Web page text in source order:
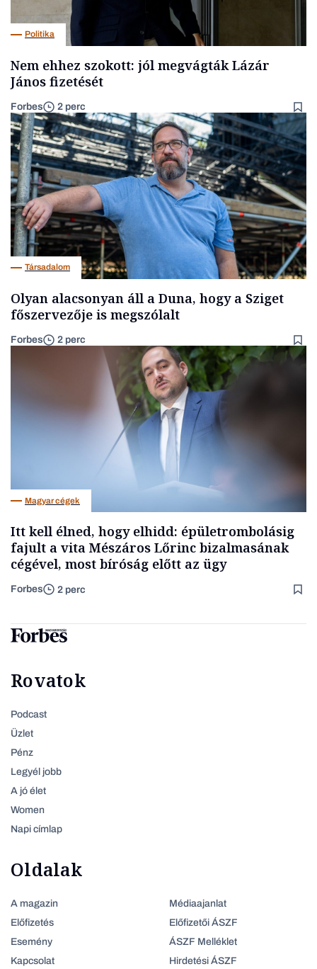
Politika
Nem ehhez szokott: jól megvágták Lázár
János fizetését
Forbes 2 perc
Társadalom
Olyan alacsonyan áll a Duna, hogy a Sziget
főszervezője is megszólalt
Forbes 2 perc
Magyar cégek
Itt kell élned, hogy elhidd: épületrombolásig
fajult a vita Mészáros Lőrinc bizalmasának
cégével, most bíróság előtt az ügy
Forbes 2 perc
Rovatok
Podcast
Üzlet
Pénz
Legyél jobb
A jó élet
Women
Napi címlap
Oldalak
A magazin
Előfizetés
Esemény
Kapcsolat
Médiaajanlat
Előfizetői ÁSZF
ÁSZF Melléklet
Hirdetési ÁSZF